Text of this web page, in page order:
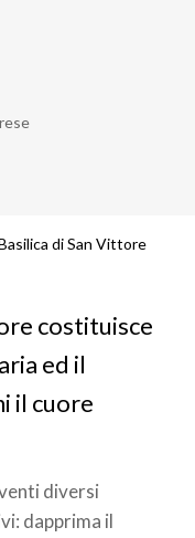
di San Vittore
costituisce
ed il
il cuore
diversi
dapprima il